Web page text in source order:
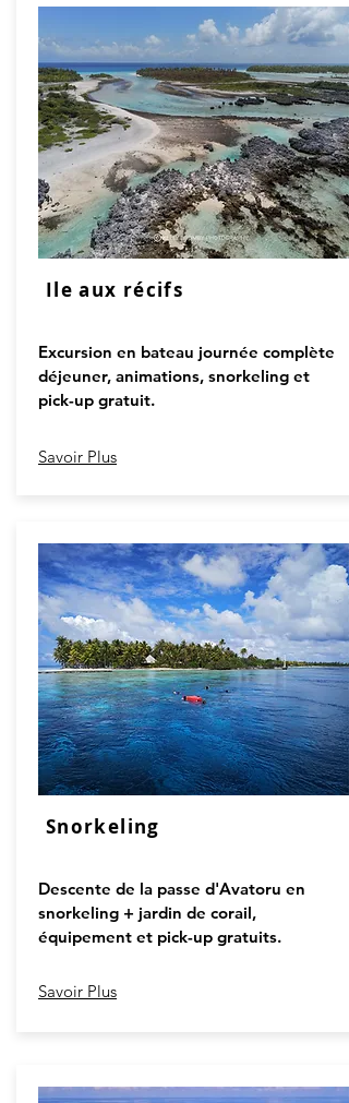
Ile aux récifs
Excursion en bateau journée complète
déjeuner, animations, snorkeling et
pick-up gratuit.
Savoir Plus
Snorkeling
Descente de la passe d'Avatoru en
snorkeling + jardin de corail,
équipement et pick-up gratuits.
Savoir Plus